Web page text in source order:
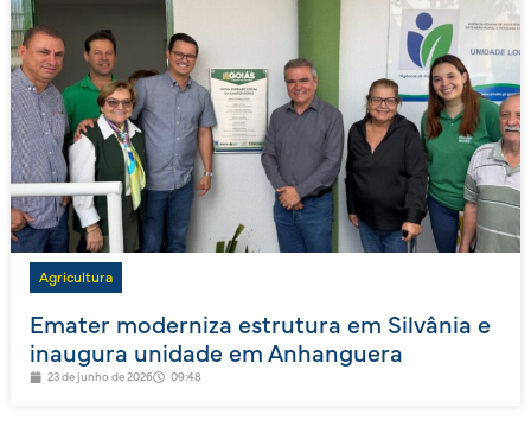
Agricultura
Emater moderniza estrutura em Silvânia e
inaugura unidade em Anhanguera
23 de junho de 2026 09:48